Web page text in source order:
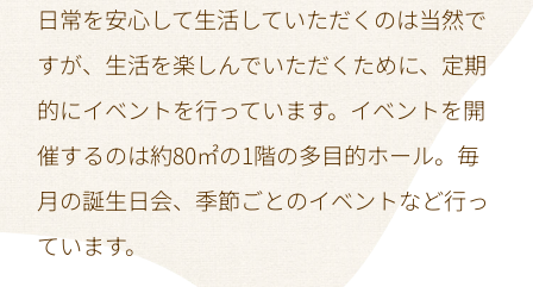
日常を安心して生活していただくのは当然で
すが、生活を楽しんでいただくために、定期
的にイベントを行っています。イベントを開
催するのは約80㎡の1階の多目的ホール。毎
月の誕生日会、季節ごとのイベントなど行っ
ています。